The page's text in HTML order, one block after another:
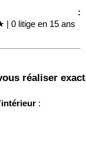
:
| 0 litige en 15 ans
réaliser
: